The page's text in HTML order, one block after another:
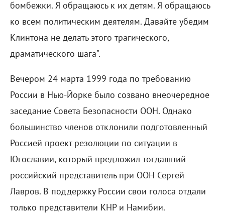
бомбежки. Я обращаюсь к их детям. Я обращаюсь
ко всем политическим деятелям. Давайте убедим
Клинтона не делать этого трагического,
драматического шага".
Вечером 24 марта 1999 года по требованию
России в Нью-Йорке было созвано внеочередное
заседание Совета Безопасности ООН. Однако
большинство членов отклонили подготовленный
Россией проект резолюции по ситуации в
Югославии, который предложил тогдашний
российский представитель при ООН Сергей
Лавров. В поддержку России свои голоса отдали
только представители КНР и Намибии.